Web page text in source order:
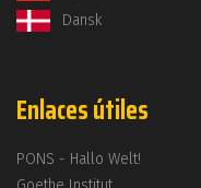
Dansk
Enlaces útiles
PONS - Hallo Welt!